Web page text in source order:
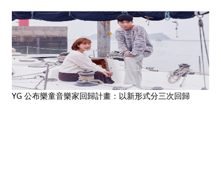
YG 公布樂童音樂家回歸計畫：以新形式分三次回歸